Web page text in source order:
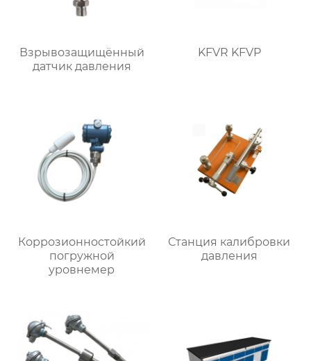
Взрывозащищённый
датчик давления
KFVR KFVP
Коррозионностойкий
погружной
уровнемер
Станция калибровки
давления